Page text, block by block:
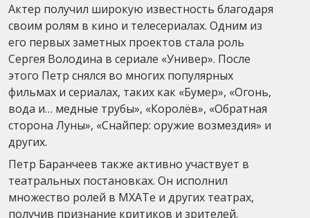
Актер получил широкую известность благодаря
своим ролям в кино и телесериалах. Одним из
его первых заметных проектов стала роль
Сергея Володина в сериале «Универ». После
этого Петр снялся во многих популярных
фильмах и сериалах, таких как «Бумер», «Огонь,
вода и… медные трубы», «Королёв», «Обратная
сторона Луны», «Снайпер: оружие возмездия» и
других.
Петр Баранчеев также активно участвует в
театральных постановках. Он исполнил
множество ролей в МХАТе и других театрах,
получив признание критиков и зрителей.